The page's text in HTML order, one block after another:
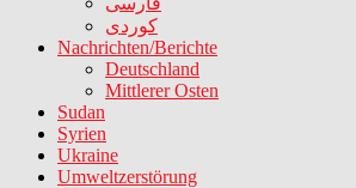
کوردی
Nachrichten/Berichte
Deutschland
Mittlerer Osten
Sudan
Syrien
Ukraine
Umweltzerstörung